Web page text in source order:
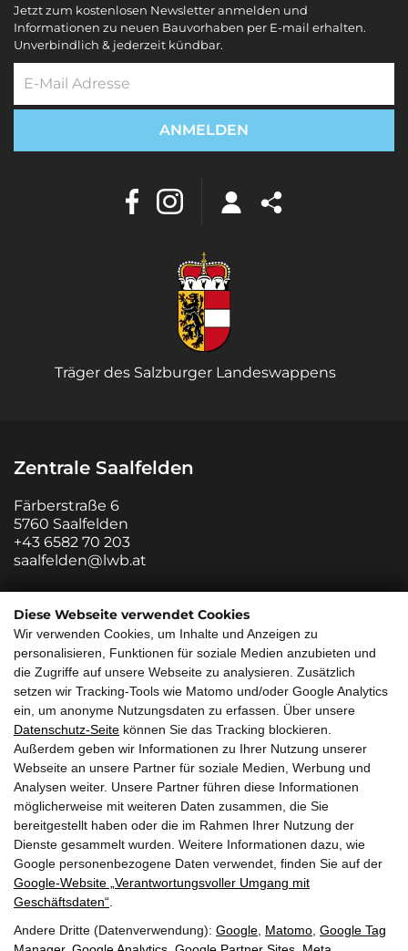
Jetzt zum kostenlosen Newsletter anmelden und
Informationen zu neuen Bauvorhaben per E-mail erhalten.
Unverbindlich & jederzeit kündbar.
Träger des Salzburger Landeswappens
Zentrale Saalfelden
Färberstraße 6
5760 Saalfelden
+43 6582 70 203
saalfelden@lwb.at
Zweigstelle Salzburg
Innsbrucker Bundesstraße 85
5020 Salzburg
+43 662 882213 0
salzburg@lwb.at
Quicklinks
Über uns
Callback Service
Impressum
Immobilien
Wunschimmobilie
Service
Jobs/Karriere
Referenzen
Anfahrt
Diese Webseite verwendet Cookies
Wir verwenden Cookies, um Inhalte und Anzeigen zu
personalisieren, Funktionen für soziale Medien anzubieten und
die Zugriffe auf unsere Webseite zu analysieren. Zusätzlich
setzen wir Tracking-Tools wie Matomo und/oder Google Analytics
ein, um anonyme Nutzungsdaten zu erfassen. Über unsere
Datenschutz-Seite können Sie das Tracking blockieren.
Außerdem geben wir Informationen zu Ihrer Nutzung unserer
Webseite an unsere Partner für soziale Medien, Werbung und
Analysen weiter. Unsere Partner führen diese Informationen
möglicherweise mit weiteren Daten zusammen, die Sie
bereitgestellt haben oder die im Rahmen Ihrer Nutzung der
Dienste gesammelt wurden. Weitere Informationen dazu, wie
Google personenbezogene Daten verwendet, finden Sie auf der
Google‑Website „Verantwortungsvoller Umgang mit
Geschäftsdaten“
Andere Dritte (Datenverwendung): Google Matomo Google Tag